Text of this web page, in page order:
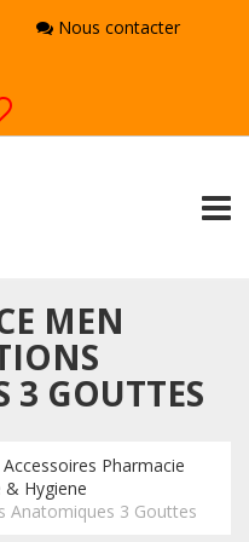
Nous contacter
MEN
GOUTTES
Accessoires Pharmacie
& Hygiene
Anatomiques 3 Gouttes